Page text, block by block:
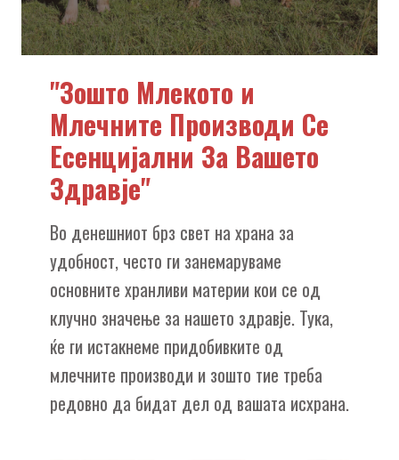
"Зошто Млекото и
Млечните Производи Се
Есенцијални За Вашето
Здравје"
Во денешниот брз свет на храна за
удобност, често ги занемаруваме
основните хранливи материи кои се од
клучно значење за нашето здравје. Тука,
ќе ги истакнеме придобивките од
млечните производи и зошто тие треба
редовно да бидат дел од вашата исхрана.